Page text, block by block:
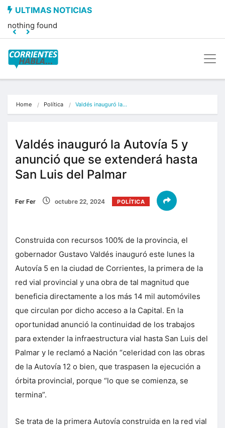
nothing found
Home Política Valdés inauguró la…
Valdés inauguró la Autovía 5 y
anunció que se extenderá hasta
San Luis del Palmar
Fer Fer octubre 22, 2024 POLÍTICA
Construida con recursos 100% de la provincia, el
gobernador Gustavo Valdés inauguró este lunes la
Autovía 5 en la ciudad de Corrientes, la primera de la
red vial provincial y una obra de tal magnitud que
beneficia directamente a los más 14 mil automóviles
que circulan por dicho acceso a la Capital. En la
oportunidad anunció la continuidad de los trabajos
para extender la infraestructura vial hasta San Luis del
Palmar y le reclamó a Nación “celeridad con las obras
de la Autovía 12 o bien, que traspasen la ejecución a
órbita provincial, porque “lo que se comienza, se
termina”.
Se trata de la primera Autovía construida en la red vial